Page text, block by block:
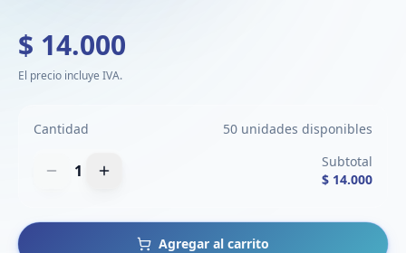
$ 14.000
El precio incluye IVA.
Cantidad 50 unidades disponibles
1
Subtotal
$ 14.000
Agregar al carrito